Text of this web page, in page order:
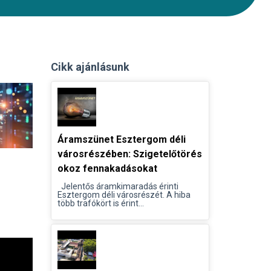
Cikk ajánlásunk
Áramszünet Esztergom déli
városrészében: Szigetelőtörés
okoz fennakadásokat
Jelentős áramkimaradás érinti
Esztergom déli városrészét. A hiba
több trafókört is érint...